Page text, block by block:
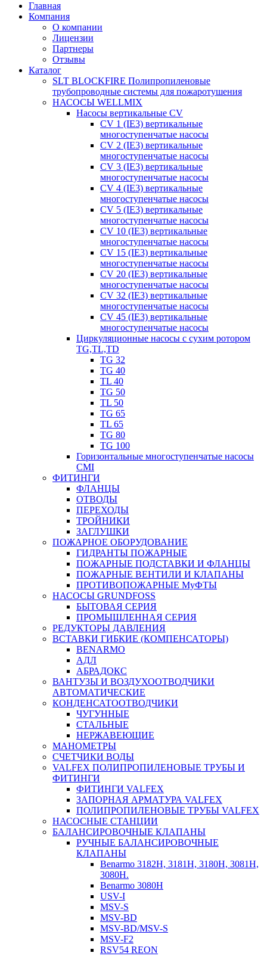
Главная
Компания
О компании
Лицензии
Партнеры
Отзывы
Каталог
SLT BLOCKFIRE Полипропиленовые
трубопроводные системы для пожаротушения
НАСОСЫ WELLMIX
Насосы вертикальные CV
CV 1 (IE3) вертикальные
многоступенчатые насосы
CV 2 (IE3) вертикальные
многоступенчатые насосы
CV 3 (IE3) вертикальные
многоступенчатые насосы
CV 4 (IE3) вертикальные
многоступенчатые насосы
CV 5 (IE3) вертикальные
многоступенчатые насосы
CV 10 (IE3) вертикальные
многоступенчатые насосы
CV 15 (IE3) вертикальные
многоступенчатые насосы
CV 20 (IE3) вертикальные
многоступенчатые насосы
CV 32 (IE3) вертикальные
многоступенчатые насосы
CV 45 (IE3) вертикальные
многоступенчатые насосы
Циркуляционные насосы с сухим ротором
TG,TL,TD
TG 32
TG 40
TL 40
TG 50
TL 50
TG 65
TL 65
TG 80
TG 100
Горизонтальные многоступенчатые насосы
CMI
ФИТИНГИ
ФЛАНЦЫ
ОТВОДЫ
ПЕРЕХОДЫ
ТРОЙНИКИ
ЗАГЛУШКИ
ПОЖАРНОЕ ОБОРУДОВАНИЕ
ГИДРАНТЫ ПОЖАРНЫЕ
ПОЖАРНЫЕ ПОДСТАВКИ И ФЛАНЦЫ
ПОЖАРНЫЕ ВЕНТИЛИ И КЛАПАНЫ
ПРОТИВОПОЖАРНЫЕ МуФТЫ
НАСОСЫ GRUNDFOSS
БЫТОВАЯ СЕРИЯ
ПРОМЫШЛЕННАЯ СЕРИЯ
РЕДУКТОРЫ ДАВЛЕНИЯ
ВСТАВКИ ГИБКИЕ (КОМПЕНСАТОРЫ)
BENARMO
АДЛ
АБРАДОКС
ВАНТУЗЫ И ВОЗДУХООТВОДЧИКИ
АВТОМАТИЧЕСКИЕ
КОНДЕНСАТООТВОДЧИКИ
ЧУГУННЫЕ
СТАЛЬНЫЕ
НЕРЖАВЕЮЩИЕ
МАНОМЕТРЫ
СЧЕТЧИКИ ВОДЫ
VALFEX ПОЛИПРОПИЛЕНОВЫЕ ТРУБЫ И
ФИТИНГИ
ФИТИНГИ VALFEX
ЗАПОРНАЯ АРМАТУРА VALFEX
ПОЛИПРОПИЛЕНОВЫЕ ТРУБЫ VALFEX
НАСОСНЫЕ СТАНЦИИ
БАЛАНСИРОВОЧНЫЕ КЛАПАНЫ
РУЧНЫЕ БАЛАНСИРОВОЧНЫЕ
КЛАПАНЫ
Benarmo 3182H, 3181Н, 3180Н, 3081Н,
3080Н.
Benarmo 3080H
USV-I
MSV-S
MSV-BD
MSV-BD/MSV-S
MSV-F2
RSV54 REON